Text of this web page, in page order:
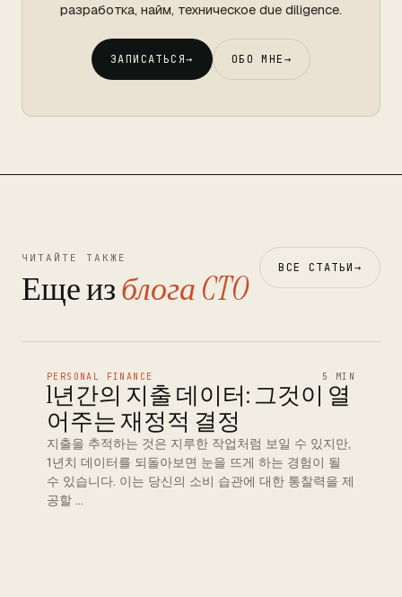
разработка, найм, техническое due diligence.
ЗАПИСАТЬСЯ→ ОБО МНЕ→
ЧИТАЙТЕ ТАКЖЕ
Еще изблога CTO ВСЕ СТАТЬИ→
PERSONAL FINANCE 5 MIN
1년간의 지출 데이터: 그것이 열
어주는 재정적 결정
지출을 추적하는 것은 지루한 작업처럼 보일 수 있지만,
1년치 데이터를 되돌아보면 눈을 뜨게 하는 경험이 될
수 있습니다. 이는 당신의 소비 습관에 대한 통찰력을 제
공할 …